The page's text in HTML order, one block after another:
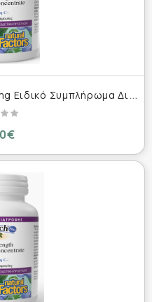
N
atural Factors Bluerich 500mg Ειδικό Συμπλήρωμα Διατροφής 90 κάψουλες